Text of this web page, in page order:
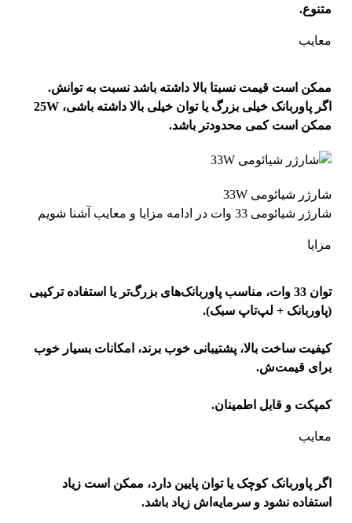
متنوع.
معایب
ممکن است قیمت نسبتا بالا داشته باشد نسبت به توانش.
اگر پاوربانک خیلی بزرگ یا توان خیلی بالا داشته باشی، 25W
ممکن است کمی محدودتر باشد.
شارژر شیائومی 33W
شارژر شیائومی 33 وات در ادامه مزایا و معایب آشنا شویم
مزایا
توان 33 وات، مناسب پاوربانک‌های بزرگ‌تر یا استفاده ترکیبی
(پاوربانک + لپ‌تاپ سبک).
کیفیت ساخت بالا، پشتیبانی خوب برند، امکانات بسیار خوب
برای قیمت‌ش.
کمپکت و قابل اطمینان.
معایب
اگر پاوربانک کوچک یا توان پایین دارد، ممکن است زیاد
استفاده نشود و سرمایه‌اش زیاد باشد.